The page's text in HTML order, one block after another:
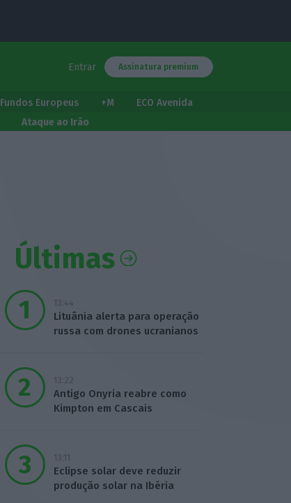
Entrar Assinatura premium
Fundos Europeus +M
ECO Avenida
Ataque ao Irão
Últimas
13:44
Lituânia alerta para operação
russa com drones ucranianos
13:22
Antigo Onyria reabre como
Kimpton em Cascais
13:11
Eclipse solar deve reduzir
produção solar na Ibéria